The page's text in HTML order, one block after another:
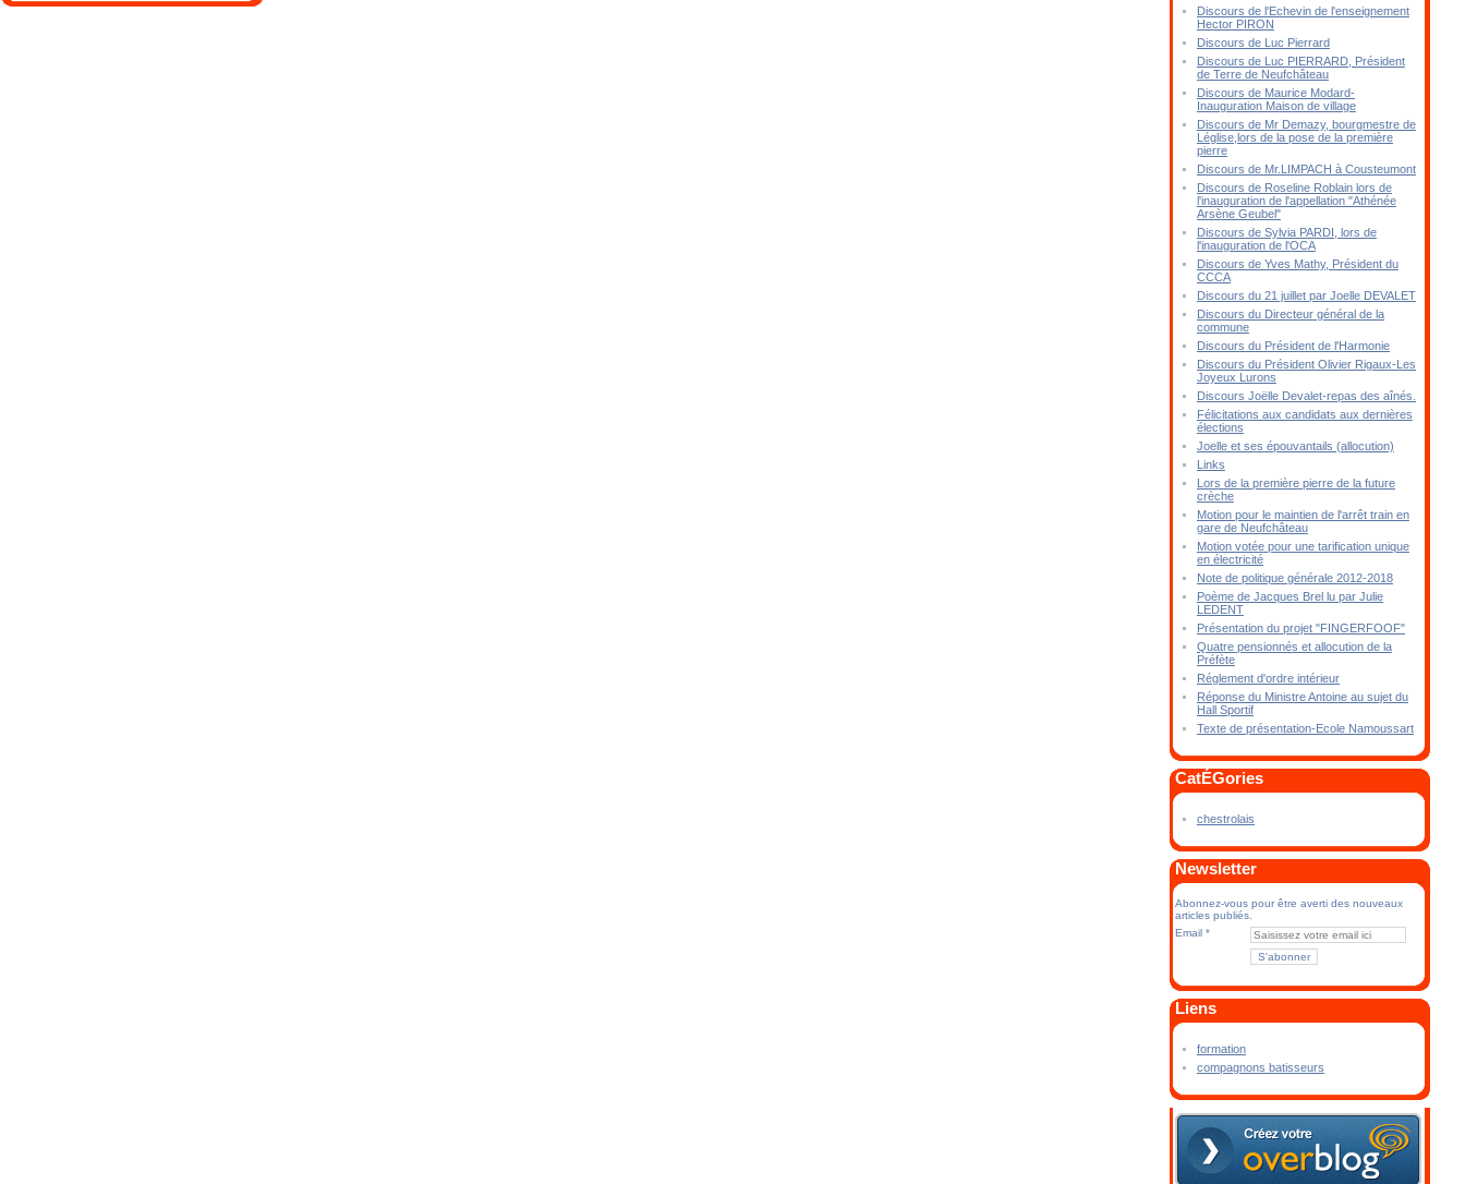
Discours de l'Echevin de l'enseignement
Hector PIRON
Discours de Luc Pierrard
Discours de Luc PIERRARD, Président
de Terre de Neufchâteau
Discours de Maurice Modard-
Inauguration Maison de village
Discours de Mr Demazy, bourgmestre de
Léglise,lors de la pose de la première
pierre
Discours de Mr.LIMPACH à Cousteumont
Discours de Roseline Roblain lors de
l'inauguration de l'appellation "Athénée
Arsène Geubel"
Discours de Sylvia PARDI, lors de
l'inauguration de l'OCA
Discours de Yves Mathy, Président du
CCCA
Discours du 21 juillet par Joelle DEVALET
Discours du Directeur général de la
commune
Discours du Président de l'Harmonie
Discours du Président Olivier Rigaux-Les
Joyeux Lurons
Discours Joëlle Devalet-repas des aînés.
Félicitations aux candidats aux dernières
élections
Joelle et ses épouvantails (allocution)
Links
Lors de la première pierre de la future
crèche
Motion pour le maintien de l'arrêt train en
gare de Neufchâteau
Motion votée pour une tarification unique
en électricité
Note de politique générale 2012-2018
Poème de Jacques Brel lu par Julie
LEDENT
Présentation du projet "FINGERFOOF"
Quatre pensionnés et allocution de la
Préfète
Réglement d'ordre intérieur
Réponse du Ministre Antoine au sujet du
Hall Sportif
Texte de présentation-Ecole Namoussart
CatÉGories
chestrolais
Newsletter
Abonnez-vous pour être averti des nouveaux
articles publiés.
Email
Liens
formation
compagnons batisseurs